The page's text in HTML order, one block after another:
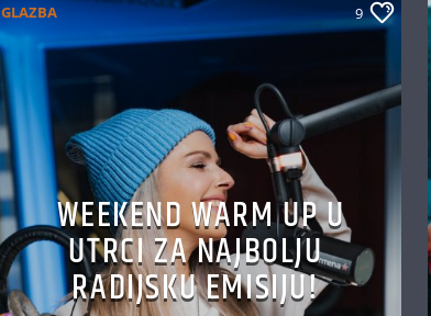
GLAZBA 9
WEEKEND WARM UP U
UTRCI ZA NAJBOLJU
RADIJSKU EMISIJU!